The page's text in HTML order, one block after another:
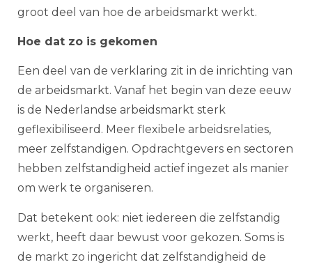
groot deel van hoe de arbeidsmarkt werkt.
Hoe dat zo is gekomen
Een deel van de verklaring zit in de inrichting van
de arbeidsmarkt. Vanaf het begin van deze eeuw
is de Nederlandse arbeidsmarkt sterk
geflexibiliseerd. Meer flexibele arbeidsrelaties,
meer zelfstandigen. Opdrachtgevers en sectoren
hebben zelfstandigheid actief ingezet als manier
om werk te organiseren.
Dat betekent ook: niet iedereen die zelfstandig
werkt, heeft daar bewust voor gekozen. Soms is
de markt zo ingericht dat zelfstandigheid de